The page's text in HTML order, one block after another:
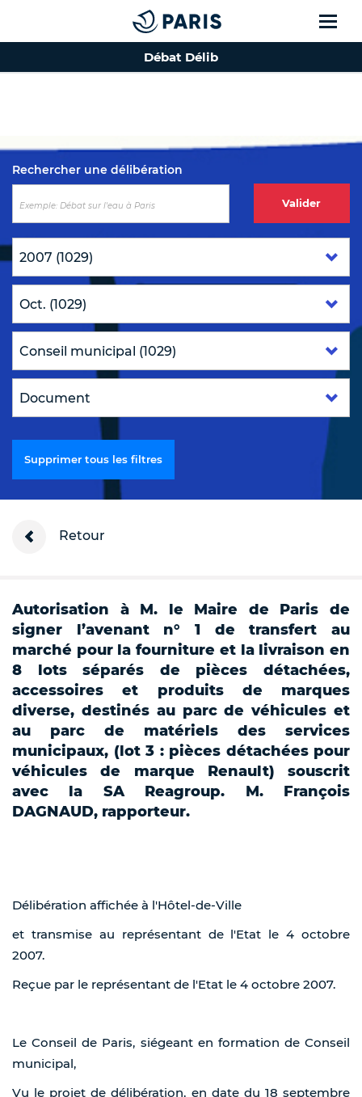
Top of the page
Débat Délib
Rechercher une délibération
Valider
Supprimer tous les filtres
Retour
Autorisation à M. le Maire de Paris de
signer l’avenant n° 1 de transfert au
marché pour la fourniture et la livraison en
8 lots séparés de pièces détachées,
accessoires et produits de marques
diverse, destinés au parc de véhicules et
au parc de matériels des services
municipaux, (lot 3 : pièces détachées pour
véhicules de marque Renault) souscrit
avec la SA Reagroup. M. François
DAGNAUD, rapporteur.
Délibération affichée à l'Hôtel-de-Ville
et transmise au représentant de l'Etat le 4 octobre
2007.
Reçue par le représentant de l'Etat le 4 octobre 2007.
Le Conseil de Paris, siégeant en formation de Conseil
municipal,
Vu le projet de délibération, en date du 18 septembre